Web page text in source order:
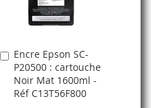
Encre Epson SC-
P20500 : cartouche
Noir Mat 1600ml -
Réf C13T56F800
Ajouter
au
panier